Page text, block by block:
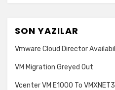
SON YAZILAR
Vmware Cloud Director
VM Migration Greyed Out
Vcenter VM E1000 To